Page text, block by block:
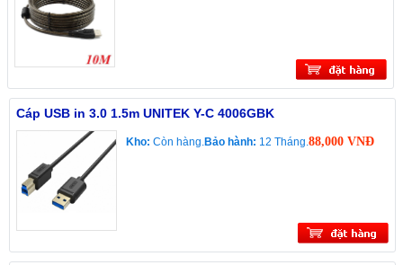
Cáp USB in 3.0 1.5m UNITEK Y-C 4006GBK
Kho: Còn hàng.Bảo hành: 12 Tháng.88,000 VNĐ